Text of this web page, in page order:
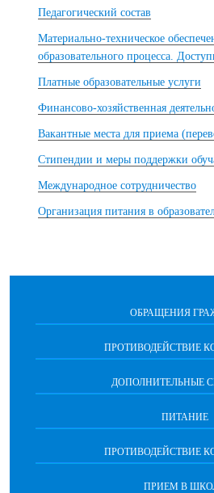
Педагогический состав
Материально-техническое
образовательного процесса.
Платные образовательные услуги
Финансово-хозяйственная
Вакантные места для приема
Стипендии и меры поддержки
Международное сотрудничество
Организация питания в
ОБРАЩЕНИЯ
ПРОТИВОДЕЙСТВИЕ
ДОПОЛНИТЕЛЬНЫЕ
ПИТАНИЕ
ПРОТИВОДЕЙСТВИЕ
ПРИЕМ В